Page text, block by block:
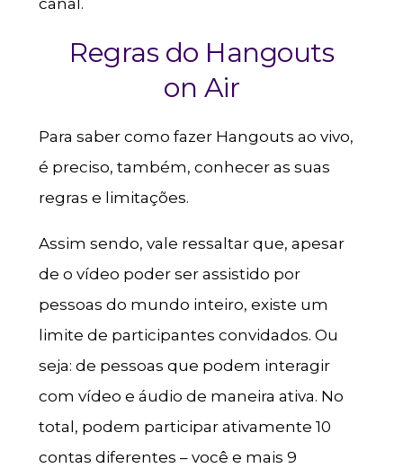
Regras do Hangouts
on Air
Para saber como fazer Hangouts ao vivo,
é preciso, também, conhecer as suas
regras e limitações.
Assim sendo, vale ressaltar que, apesar
de o vídeo poder ser assistido por
pessoas do mundo inteiro, existe um
limite de participantes convidados. Ou
seja: de pessoas que podem interagir
com vídeo e áudio de maneira ativa. No
total, podem participar ativamente 10
contas diferentes – você e mais 9